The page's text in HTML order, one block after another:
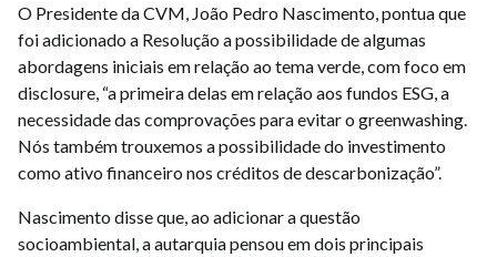
O Presidente da CVM, João Pedro Nascimento, pontua que
foi adicionado a Resolução a possibilidade de algumas
abordagens iniciais em relação ao tema verde, com foco em
disclosure, “a primeira delas em relação aos fundos ESG, a
necessidade das comprovações para evitar o greenwashing.
Nós também trouxemos a possibilidade do investimento
como ativo financeiro nos créditos de descarbonização”.
Nascimento disse que, ao adicionar a questão
socioambiental, a autarquia pensou em dois principais